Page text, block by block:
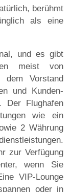
berühmt
als eine
und es gibt
meist von
dem Vorstand
und Kunden-
Der Flughafen
wie ein
2 Währung
zur Verfügung
wenn Sie
VIP-Lounge
oder in